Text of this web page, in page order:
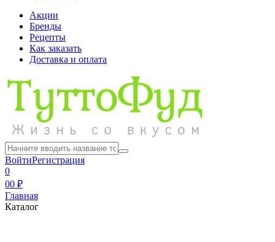
Акции
Бренды
Рецепты
Как заказать
Доставка и оплата
ВойтиРегистрация
0
00 ₽
Главная
Каталог